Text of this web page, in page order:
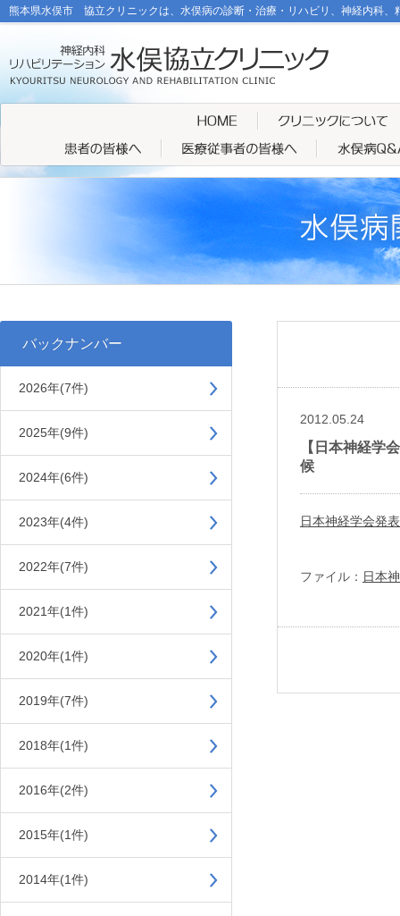
熊本県水俣市 協立クリニックは、水俣病の診断・治療・リハビリ、神経内科、
バックナンバー
2026年(7件)
2025年(9件)
2024年(6件)
2023年(4件)
2022年(7件)
2021年(1件)
2020年(1件)
2019年(7件)
2018年(1件)
2016年(2件)
2015年(1件)
2014年(1件)
2012.05.24
【日本神経学
候
日本神経学会発
ファイル： 日本